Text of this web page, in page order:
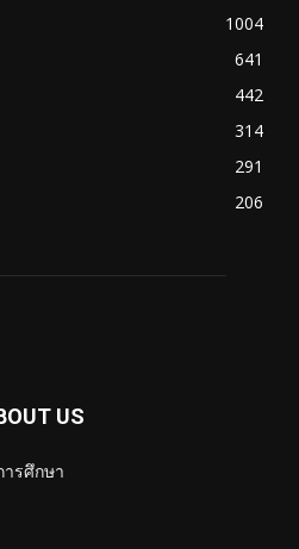
1004
641
442
314
291
206
US
รศึกษา